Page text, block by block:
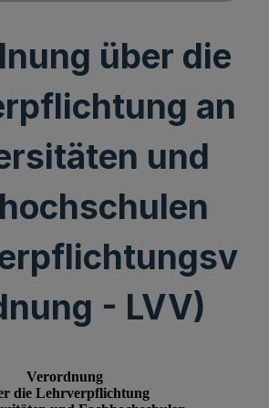
über die
an
und
- LVV)